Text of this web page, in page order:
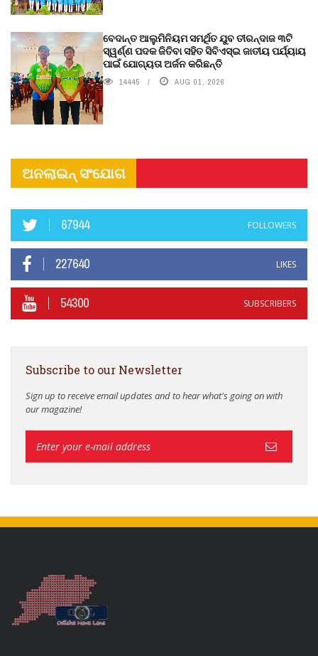
ବେଦାନ୍ତ ଆଲୁମିନିୟମ ସମର୍ଥିତ ଯୁବ ତୀରନ୍ଦାଜ ୩ଟି
ସ୍ୱର୍ଣ୍ଣ ପଦକ ଜିତିବା ସହିତ ସିବିଏସ୍ଇ ଜାତୀୟ ପର୍ଯ୍ୟାୟ
ପାଇଁ ଯୋଗ୍ୟତା ଅର୍ଜନ କରିଛନ୍ତି
14445 AUG 01, 2026
ଅନଲାଇନ୍ ସଂଯୋଗ
67944 FOLLOWERS
227640 LIKES
54300 SUBSCRIBERS
Subscribe to our Newsletter
Sign up to receive email updates and to hear what's going on with
our magazine!